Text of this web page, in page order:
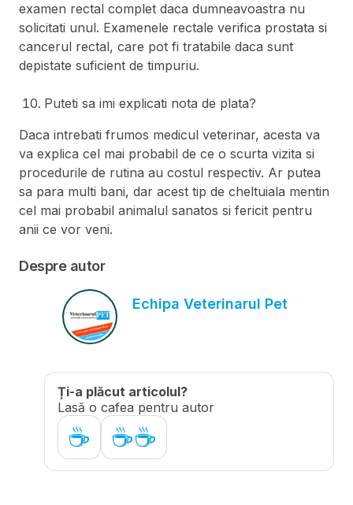
examen rectal complet daca dumneavoastra nu
solicitati unul. Examenele rectale verifica prostata si
cancerul rectal, care pot fi tratabile daca sunt
depistate suficient de timpuriu.
Puteti sa imi explicati nota de plata?
Daca intrebati frumos medicul veterinar, acesta va
va explica cel mai probabil de ce o scurta vizita si
procedurile de rutina au costul respectiv. Ar putea
sa para multi bani, dar acest tip de cheltuiala mentin
cel mai probabil animalul sanatos si fericit pentru
anii ce vor veni.
Despre autor
Echipa Veterinarul Pet
Ți-a plăcut articolul?
Lasă o cafea pentru autor
☕ ☕☕